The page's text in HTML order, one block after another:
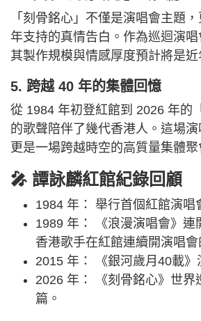
「刻骨銘心」不僅是演唱會主題
年支持的真情告白。作為巡迴演唱
其製作規模與情感厚度預計將是近
5. 跨越 40 年的集體回憶
從 1984 年初登紅館到 2026 年的
的歌聲陪伴了幾代香港人。這場演
更是一場跨越時空的高質量集體聚
🎤 譚詠麟紅館紀錄回顧
1984 年： 舉行首個紅館演唱
1989 年： 《浪漫演唱會》連
香港歌手在紅館連續開演唱會
2015 年： 《銀河歲月40載》
2026 年： 《刻骨銘心》世界
篇。